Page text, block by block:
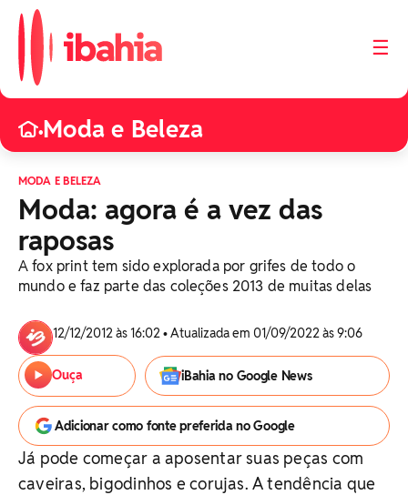
☰
•Moda e Beleza
MODA E BELEZA
Moda: agora é a vez das
raposas
A fox print tem sido explorada por grifes de todo o
mundo e faz parte das coleções 2013 de muitas delas
12/12/2012 às 16:02 • Atualizada em 01/09/2022 às 9:06
Ouça iBahia no Google News
Adicionar como fonte preferida no Google
Já pode começar a aposentar suas peças com
caveiras, bigodinhos e corujas. A tendência que